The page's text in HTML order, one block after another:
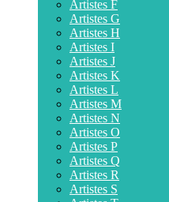
Artistes F
Artistes G
Artistes H
Artistes I
Artistes J
Artistes K
Artistes L
Artistes M
Artistes N
Artistes O
Artistes P
Artistes Q
Artistes R
Artistes S